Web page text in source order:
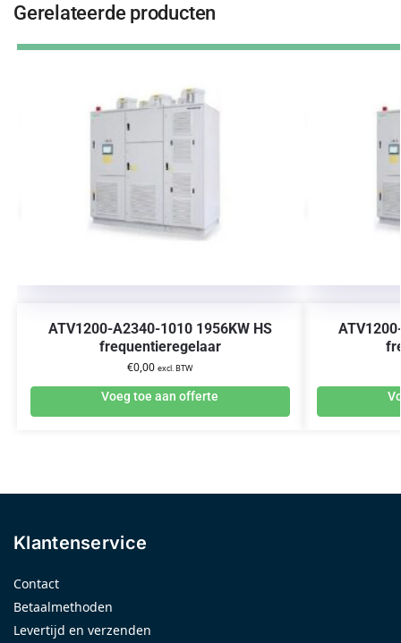
Gerelateerde producten
ATV1200-A2340-1010 1956KW HS
frequentieregelaar
€0,00 excl. BTW
Voeg toe aan offerte
Klantenservice
Contact
Betaalmethoden
Levertijd en verzenden